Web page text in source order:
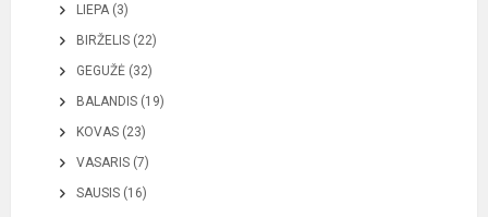
LIEPA (3)
BIRŽELIS (22)
GEGUŽĖ (32)
BALANDIS (19)
KOVAS (23)
VASARIS (7)
SAUSIS (16)